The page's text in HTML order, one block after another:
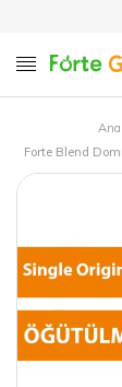
Forte Blend